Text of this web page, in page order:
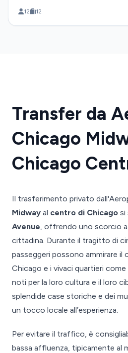
12 12
Transfer da
Chicago
Chicago
Il trasferimento privato
Midway al centro di Chicago si
Avenue, offrendo uno scorcio
cittadina. Durante il tragitto di
passeggeri possono ammirare il
Chicago e i vivaci quartieri come
noti per la loro cultura e il loro
splendide case storiche e dei
un tocco locale all’esperienza.
Per evitare il traffico, è
bassa affluenza, tipicamente al